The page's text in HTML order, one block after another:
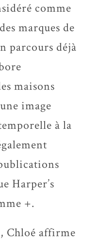
comme
marques de
parcours déjà
maisons
image
à la
Harper’s
+.
Chloé affirme